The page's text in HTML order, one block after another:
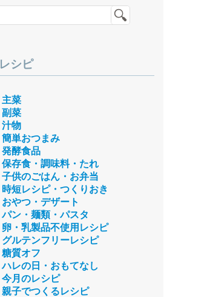
レシピ
主菜
副菜
汁物
簡単おつまみ
発酵食品
保存食・調味料・たれ
子供のごはん・お弁当
時短レシピ・つくりおき
おやつ・デザート
パン・麺類・パスタ
卵・乳製品不使用レシピ
グルテンフリーレシピ
糖質オフ
ハレの日・おもてなし
今月のレシピ
親子でつくるレシピ